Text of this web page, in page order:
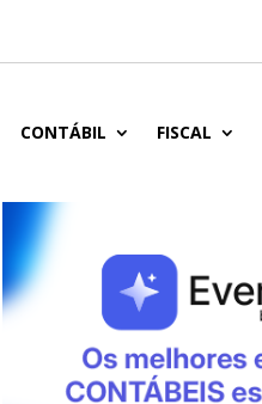
CONTÁBIL FISCAL